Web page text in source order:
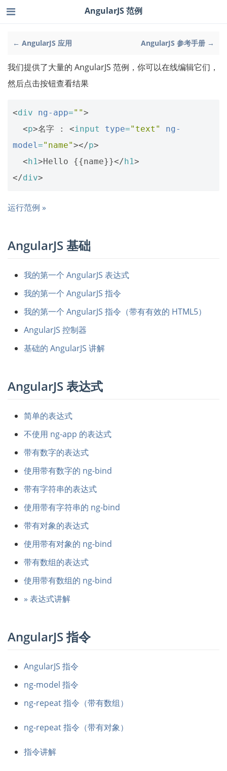
← AngularJS 应用 AngularJS 参考手册 →
AngularJS 范例
我们提供了大量的 AngularJS 范例，你可以在线编辑它们，
然后点击按钮查看结果
<div ng-app="">
<p>名字 : <input type="text"
ng-
model="name"></p>
<h1>Hello {{name}}</h1>
</div>
运行范例 »
AngularJS 基础
我的第一个 AngularJS 表达式
我的第一个 AngularJS 指令
我的第一个 AngularJS 指令（带有有效的 HTML5）
AngularJS 控制器
基础的 AngularJS 讲解
AngularJS 表达式
简单的表达式
不使用 ng-app 的表达式
带有数字的表达式
使用带有数字的 ng-bind
带有字符串的表达式
使用带有字符串的 ng-bind
带有对象的表达式
使用带有对象的 ng-bind
带有数组的表达式
使用带有数组的 ng-bind
» 表达式讲解
AngularJS 指令
AngularJS 指令
ng-model 指令
ng-repeat 指令（带有数组）
ng-repeat 指令（带有对象）
指令讲解